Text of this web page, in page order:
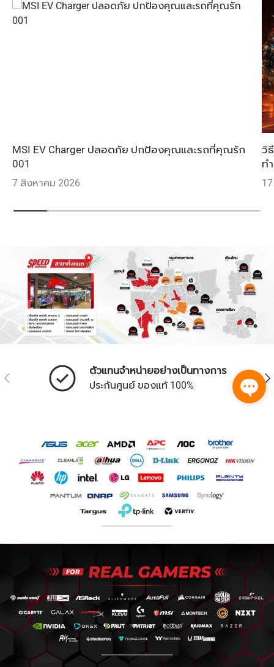
MSI EV Charger ปลอดภัย ปกป้องคุณและรถที่คุณรัก
001
7 สิงหาคม 2026
วิ
ท
ก่อนหน้า จาก หยุดสไลด์โชว์
ถัดไป
ก่อนหน้า ถัด
ตัวแทนจำหน่ายอย่างเป็นทางการ
ประกันศูนย์ ของแท้ 100%